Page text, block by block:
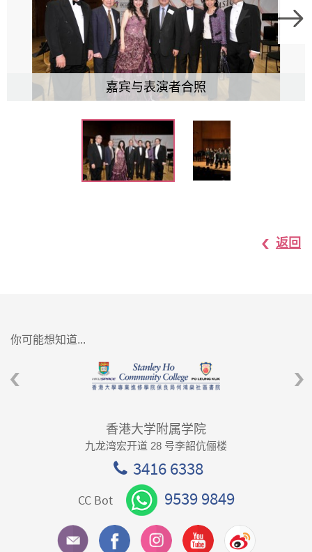
嘉宾与表演者合照
返回
你可能想知道...
香港大学附属学院
九龙湾宏开道 28 号李韶伉俪楼
3416 6338
CC Bot 9539 9849